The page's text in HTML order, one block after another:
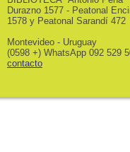
Durazno 1577 - Peatonal
1578 y Peatonal Sarandí 472
Montevideo - Uruguay
(0598 +) WhatsApp 092 529
contacto